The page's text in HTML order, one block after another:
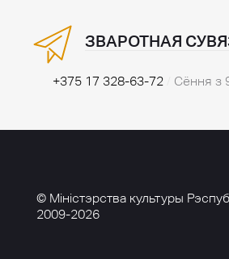
ЗВАРОТНАЯ
+375 17 328-63-72 Сёння з
© Міністэрства культуры
2009-2026